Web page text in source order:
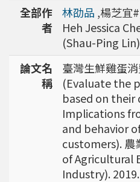
師於1996年回到台灣大學
晶片搭配生物資訊等為工
標，應用於精準農業以及
等在精準醫療上的應用。
代定序瞭解台灣乳癌病患
演化，試圖瞭解癌症復發
定序解出台灣帝雉全基因
只能從基因組分析而無法
強調瞭解台灣特有物種基
全部作
者
林劭品 ,楊芝宜
Heh Jessica
(Shau-Ping
論文名
稱
臺灣生鮮雞蛋
(Evaluate the
based on their
Implications
and behavior
customers). 農
of Agricultural
Industry).